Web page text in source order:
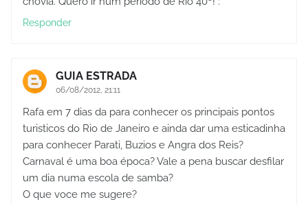
Responder
GUIA ESTRADA
06/08/2012, 21:11
Rafa em 7 dias da para conhecer os principais pontos
turisticos do Rio de Janeiro e ainda dar uma esticadinha
para conhecer Parati, Buzios e Angra dos Reis?
Carnaval é uma boa época? Vale a pena buscar desfilar
um dia numa escola de samba?
O que voce me sugere?